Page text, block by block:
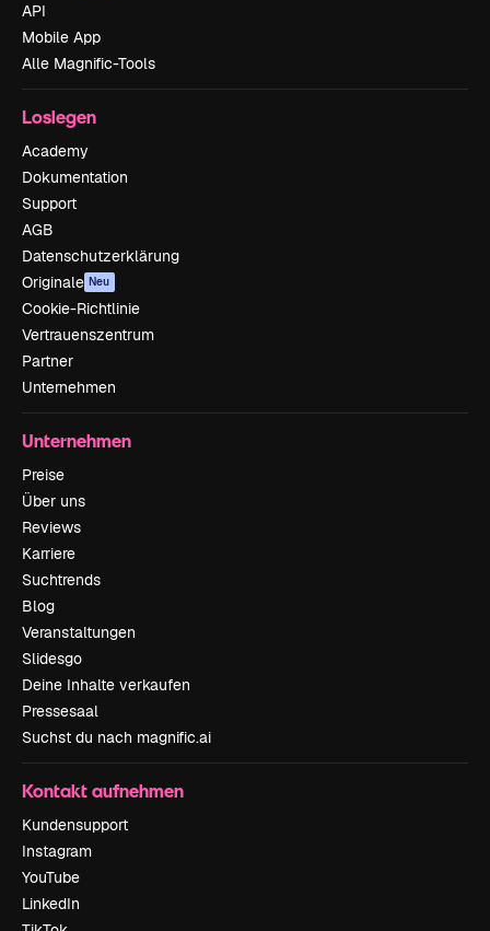
API
Mobile App
Alle Magnific-Tools
Loslegen
Academy
Dokumentation
Support
AGB
Datenschutzerklärung
Originale Neu
Cookie-Richtlinie
Vertrauenszentrum
Partner
Unternehmen
Unternehmen
Preise
Über uns
Reviews
Karriere
Suchtrends
Blog
Veranstaltungen
Slidesgo
Deine Inhalte verkaufen
Pressesaal
Suchst du nach magnific.ai
Kontakt aufnehmen
Kundensupport
Instagram
YouTube
LinkedIn